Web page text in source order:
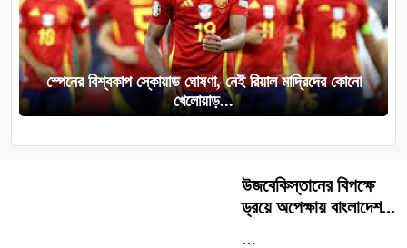
স্পেনের বিশ্বকাপ স্কোয়াড ঘোষণা, নেই রিয়াল মাদ্রিদের কোনো
খেলোয়াড়...
উজবেকিস্তানের বিপক্ষে
ড্রয়ে অপেক্ষায় বাংলাদেশ...
…